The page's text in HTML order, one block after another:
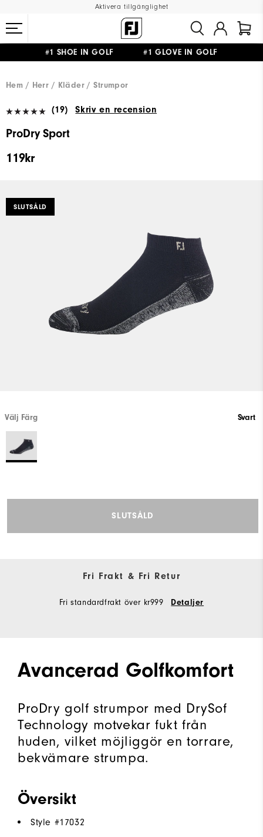
Aktivera tillgänglighet
#1 SHOE IN GOLF #1 GLOVE IN GOLF
Hem
Herr Kläder Strumpor
(19) Skriv en recension
ProDry Sport
119kr
SLUTSÅLD
Välj Färg Svart
SLUTSÅLD
Fri Frakt & Fri Retur
Fri standardfrakt över kr999 Detaljer
Avancerad Golfkomfort
ProDry golf strumpor med DrySof
Technology motvekar fukt från
huden, vilket möjliggör en torrare,
bekvämare strumpa.
Översikt
Style #17032